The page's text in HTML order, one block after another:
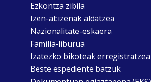
Ezkontza zibila
Izen-abizenak aldatzea
Nazionalitate-eskaera
Familia-liburua
Izatezko bikoteak erregistratzea
Beste espediente batzuk